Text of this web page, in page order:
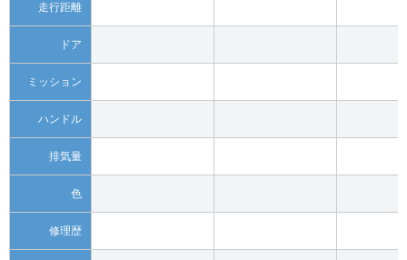
走行距離
ドア
ミッション
ハンドル
排気量
色
修理歴